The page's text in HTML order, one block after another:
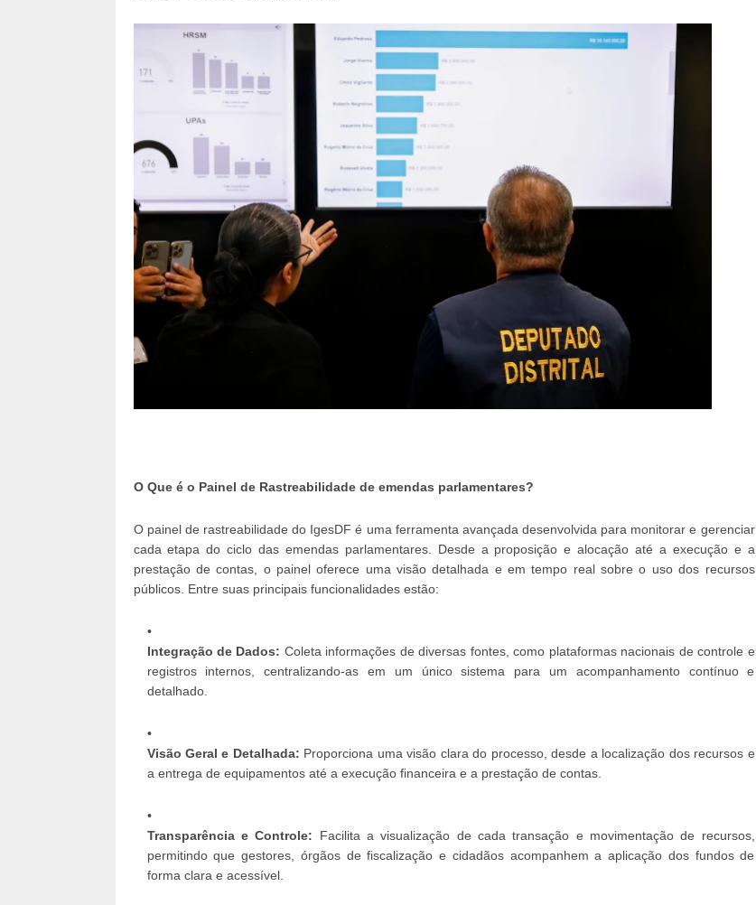
O Que é o Painel de Rastreabilidade de emendas parlamentares?
O painel de rastreabilidade do IgesDF é uma ferramenta avançada desenvolvida para monitorar e gerenciar
cada etapa do ciclo das emendas parlamentares. Desde a proposição e alocação até a execução e a
prestação de contas, o painel oferece uma visão detalhada e em tempo real sobre o uso dos recursos
públicos. Entre suas principais funcionalidades estão:
Integração de Dados: Coleta informações de diversas fontes, como plataformas nacionais de controle e
registros internos, centralizando-as em um único sistema para um acompanhamento contínuo e
detalhado.
Visão Geral e Detalhada: Proporciona uma visão clara do processo, desde a localização dos recursos e
a entrega de equipamentos até a execução financeira e a prestação de contas.
Transparência e Controle: Facilita a visualização de cada transação e movimentação de recursos,
permitindo que gestores, órgãos de fiscalização e cidadãos acompanhem a aplicação dos fundos de
forma clara e acessível.